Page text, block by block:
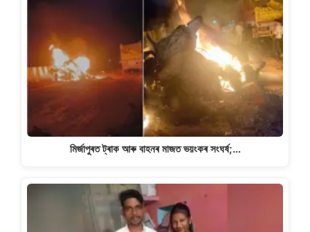
A
p
p
b
o
o
k
m
Li
n
k
মিৰ্জাপুৰত ট্ৰাক আৰু বাহনৰ মাজত ভয়ংকৰ সংঘৰ্ষ;…